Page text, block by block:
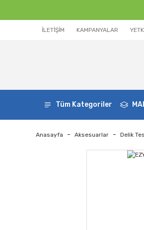
İLETİŞİM KAMPANYALAR
Tüm Kategoriler
Anasayfa Aksesuarlar Delik